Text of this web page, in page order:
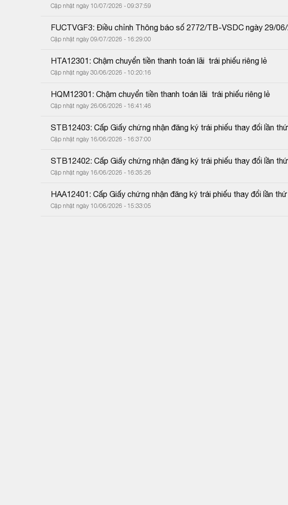
Cập nhật ngày 10/07/2026 - 09:37:59
FUCTVGF3: Điều chỉnh Thông báo số 2772/TB-VSDC ngày 29/
Cập nhật ngày 09/07/2026 - 16:29:00
HTA12301: Chậm chuyển tiền thanh toán lãi  trái phiếu riêng lẻ
Cập nhật ngày 30/06/2026 - 10:20:16
HQM12301: Chậm chuyển tiền thanh toán lãi  trái phiếu riêng lẻ
Cập nhật ngày 26/06/2026 - 16:41:46
STB12403: Cấp Giấy chứng nhận đăng ký trái phiếu thay đổi lần
Cập nhật ngày 16/06/2026 - 16:37:00
STB12402: Cấp Giấy chứng nhận đăng ký trái phiếu thay đổi lần
Cập nhật ngày 16/06/2026 - 16:35:26
HAA12401: Cấp Giấy chứng nhận đăng ký trái phiếu thay đổi lần
Cập nhật ngày 10/06/2026 - 15:33:05